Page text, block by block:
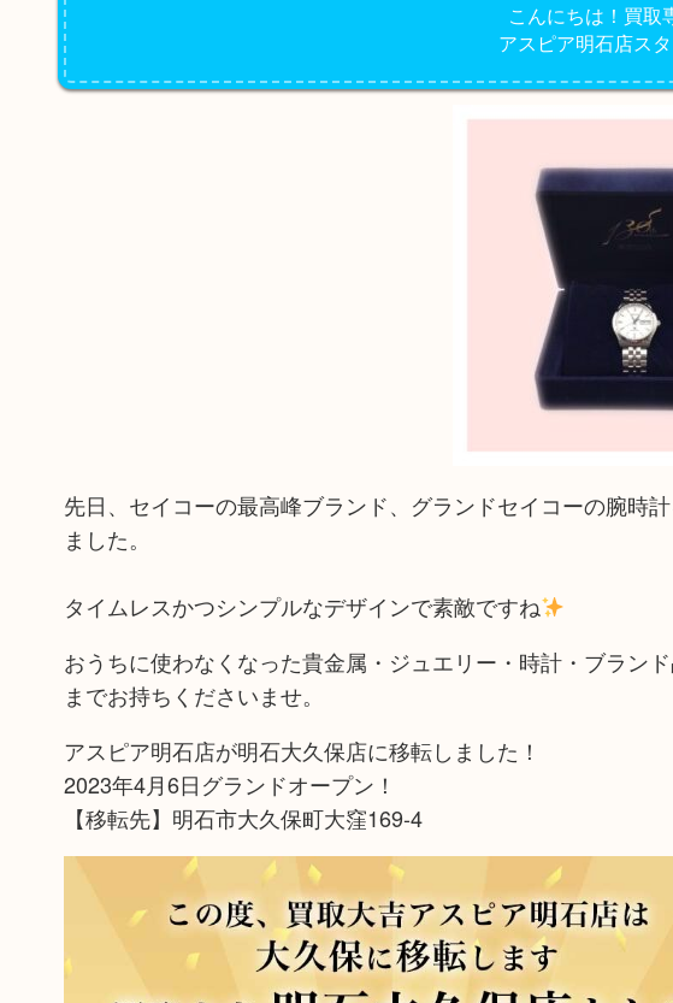
こんにちは！買取
アスピア明石店スタ
先日、セイコーの最高峰ブランド、グランドセイコーの腕時
ました。
タイムレスかつシンプルなデザインで素敵ですね
おうちに使わなくなった貴金属・ジュエリー・時計・ブラン
までお持ちくださいませ。
アスピア明石店が明石大久保店に移転しました！
2023年4月6日グランドオープン！
【移転先】明石市大久保町大窪169-4